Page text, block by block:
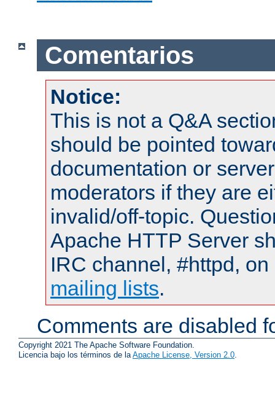
Comentarios
Notice:
This is not a Q&A
should be pointed
documentation or
moderators if they are
invalid/off-topic.
Apache HTTP Server
IRC channel, #httpd,
mailing lists.
Comments are disabled
Copyright 2021 The Apache Software Foundation.
Licencia bajo los términos de laApache License, Version 2.0.